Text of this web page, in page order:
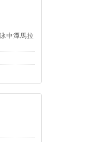
中潭馬拉